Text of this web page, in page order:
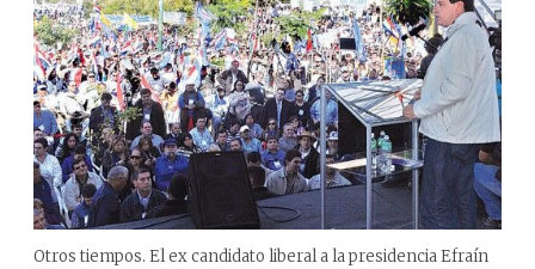
Otros tiempos. El ex candidato liberal a la presidencia Efraín